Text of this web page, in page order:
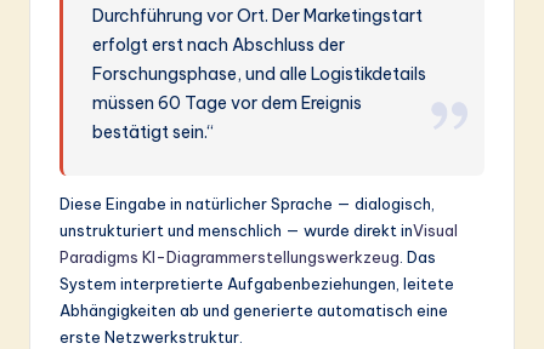
Durchführung vor Ort. Der Marketingstart
erfolgt erst nach Abschluss der
Forschungsphase, und alle Logistikdetails
müssen 60 Tage vor dem Ereignis
bestätigt sein.“
Diese Eingabe in natürlicher Sprache — dialogisch,
unstrukturiert und menschlich — wurde direkt inVisual
Paradigms KI-Diagrammerstellungswerkzeug. Das
System interpretierte Aufgabenbeziehungen, leitete
Abhängigkeiten ab und generierte automatisch eine
erste Netzwerkstruktur.